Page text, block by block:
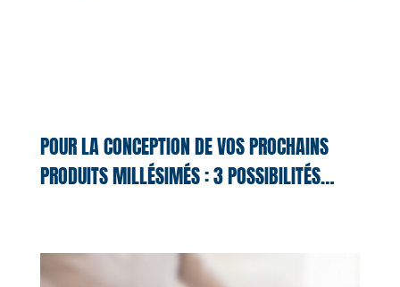
POUR LA CONCEPTION DE VOS PROCHAINS
PRODUITS MILLÉSIMÉS : 3 POSSIBILITÉS…